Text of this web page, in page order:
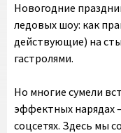
Новогодние
ледовых шоу: как
действующие) на
гастролями.
Но многие сумели
эффектных нарядах
соцсетях. Здесь мы